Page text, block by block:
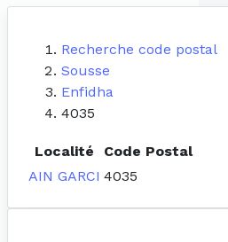
Recherche code postal
Sousse
Enfidha
4035
Localité
Code Postal
AIN GARCI 4035